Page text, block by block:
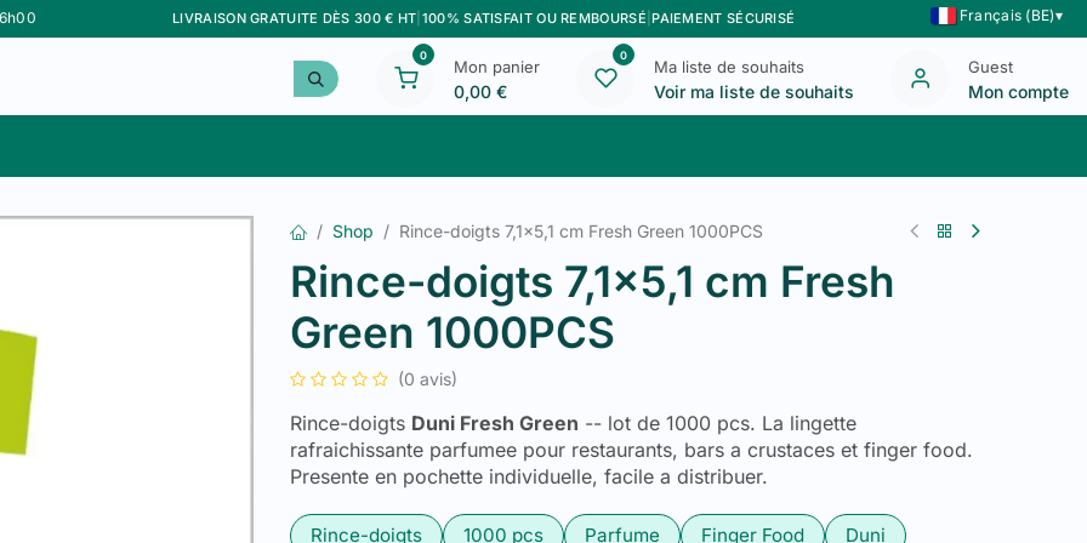
LIVRAISON GRATUITE DÈS 300 € HT 100% SATISFAIT OU REMBOURSÉ |PAIEMENT SÉCURISÉ Français (BE)▾
0
Mon panier
0,00 €
0
Ma liste de souhaits
Voir ma liste de souhaits
Guest
Mon compte
Shop Rince-doigts 7,1x5,1 cm Fresh Green 1000PCS
Rince-doigts 7,1x5,1 cm Fresh
Green 1000PCS
(0 avis)
Rince-doigts Duni Fresh Green -- lot de 1000 pcs. La lingette
rafraichissante parfumee pour restaurants, bars a crustaces et finger food.
Presente en pochette individuelle, facile a distribuer.
Rince-doigts 1000 pcs Parfume Finger Food Duni